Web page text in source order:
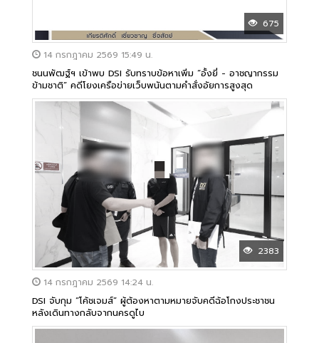
675
14 กรกฎาคม 2569 15:49 น.
ชนนพัฒฐ์ฯ เข้าพบ DSI รับทราบข้อหาเพิ่ม “อั้งยี่ - อาชญากรรม
ข้ามชาติ” คดีโยงเครือข่ายเว็บพนันตามคำสั่งอัยการสูงสุด
2383
14 กรกฎาคม 2569 14:24 น.
DSI จับกุม “โค้ชเจมส์” ผู้ต้องหาตามหมายจับคดีฉ้อโกงประชาชน
หลังเดินทางกลับจากนครดูไบ